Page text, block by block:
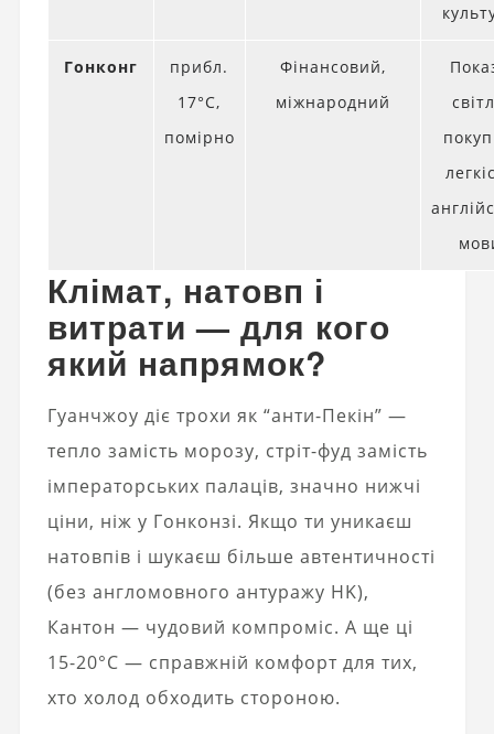
Гонконг
прибл.
17°C,
помірно
Фінансовий,
міжнародний
Клімат, натовп і
витрати — для кого
який напрямок?
Гуанчжоу діє трохи як “анти-Пекін” —
тепло замість морозу, стріт-фуд замість
імператорських палаців, значно нижчі
ціни, ніж у Гонконзі. Якщо ти уникаєш
натовпів і шукаєш більше автентичності
(без англомовного антуражу HK),
Кантон — чудовий компроміс. А ще ці
15-20°C — справжній комфорт для тих,
хто холод обходить стороною.